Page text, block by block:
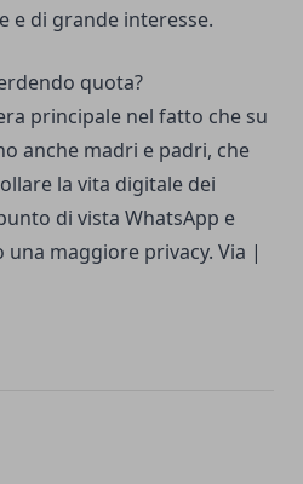
e di grande interesse.
quota?
principale nel fatto che su
anche madri e padri, che
la vita digitale dei
di vista WhatsApp e
una maggiore privacy. Via |